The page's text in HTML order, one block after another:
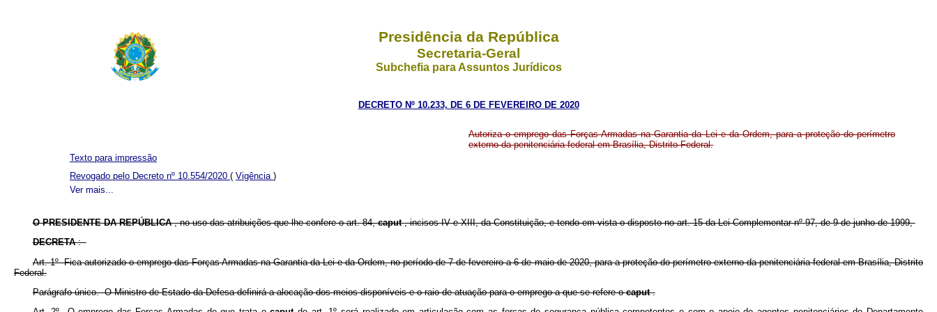
Presidência da República
Secretaria-Geral
Subchefia para Assuntos Jurídicos
DECRETO Nº 10.233, DE 6 DE FEVEREIRO DE 2020
Autoriza o emprego das Forças Armadas na Garantia da Lei e da Ordem, para a proteção do perímetro
externo da penitenciária federal em Brasília, Distrito Federal.
Ver mais...
Texto para impressão
Revogado pelo Decreto nº 10.554/2020 ( Vigência )
O PRESIDENTE DA REPÚBLICA, no uso das atribuições que lhe confere o art. 84,caput, incisos IV e XIII, da Constituição, e tendo em vista o disposto no art. 15 da Lei Complementar nº 97, de 9 de junho de 1999,
DECRETA:
Art. 1º Fica autorizado o emprego das Forças Armadas na Garantia da Lei e da Ordem, no período de 7 de fevereiro a 6 de maio de 2020, para a proteção do perímetro externo da penitenciária federal em Brasília, Distrito
Federal.
Parágrafo único. O Ministro de Estado da Defesa definirá a alocação dos meios disponíveis e o raio de atuação para o emprego a que se refere ocaput.